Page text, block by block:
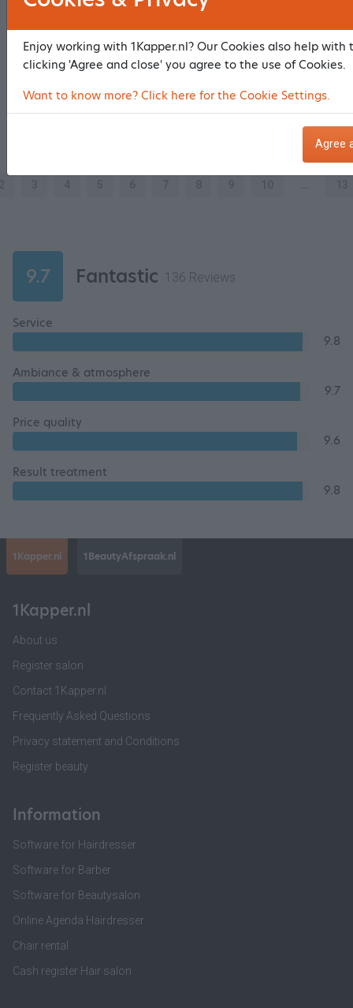
Ambiance & atmosphere
Result treatment
9
Fijne zaak. Taapke geeft goed advies.
9.7 Fantastic 136 Reviews
Service
9.8
Ambiance & atmosphere
9.7
Price quality
9.6
Result treatment
9.8
1Kapper.nl 1BeautyAfspraak.nl
1Kapper.nl
About us
Register salon
Contact 1Kapper.nl
Frequently Asked Questions
Privacy statement and Conditions
Register beauty
Information
Software for Hairdresser
Software for Barber
Software for Beautysalon
Online Agenda Hairdresser
Chair rental
Cash register Hair salon
Enjoy working with 1Kapper.nl? Our Cookies also help with
clicking 'Agree and close' you agree to the use of Cookies.
Want to know more? Click here for the Cookie Settings.
Agree